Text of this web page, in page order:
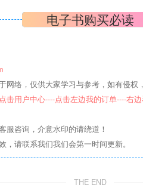
电子书购买必读
络，仅供大家学习与参考，如有侵权
击用户中心----点击左边我的订单----右
服咨询，介意水印的请绕道！
请联系我们我们会第一时间更新。
THE END